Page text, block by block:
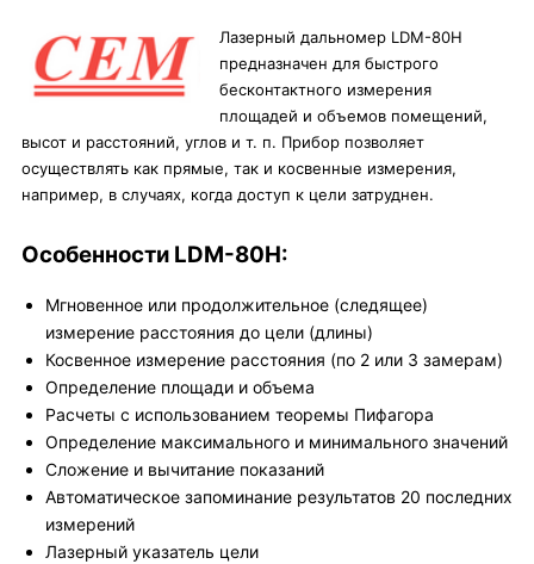
Лазерный дальномер LDM-80H
предназначен для быстрого
бесконтактного измерения
площадей и объемов помещений,
высот и расстояний, углов и т. п. Прибор позволяет
осуществлять как прямые, так и косвенные измерения,
например, в случаях, когда доступ к цели затруднен.
Особенности LDM-80H:
Мгновенное или продолжительное (следящее)
измерение расстояния до цели (длины)
Косвенное измерение расстояния (по 2 или 3 замерам)
Определение площади и объема
Расчеты с использованием теоремы Пифагора
Определение максимального и минимального значений
Сложение и вычитание показаний
Автоматическое запоминание результатов 20 последних
измерений
Лазерный указатель цели